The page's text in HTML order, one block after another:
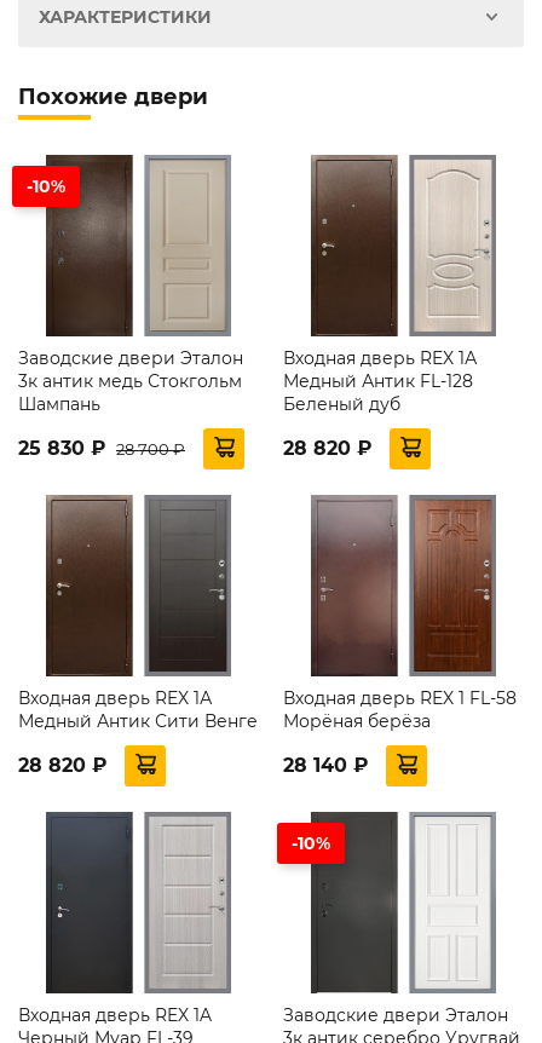
ХАРАКТЕРИСТИКИ
Похожие двери
-10%
Заводские двери Эталон
3к антик медь Стокгольм
Шампань
25 830 ₽ 28 700 ₽
Входная дверь REX 1А
Медный Антик FL-128
Беленый дуб
28 820 ₽
Входная дверь REX 1А
Медный Антик Сити Венге
28 820 ₽
Входная дверь REX 1 FL-58
Морёная берёза
28 140 ₽
Входная дверь REX 1A
Черный Муар FL-39
-10%
Заводские двери Эталон
3к антик серебро Уругвай